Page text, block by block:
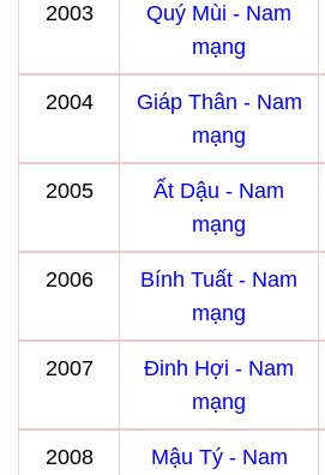
2003
Quý Mùi - Nam
mạng
2004
Giáp Thân - Nam
mạng
2005
Ất Dậu - Nam
mạng
2006
Bính Tuất - Nam
mạng
2007
Đinh Hợi - Nam
mạng
2008
Mậu Tý - Nam